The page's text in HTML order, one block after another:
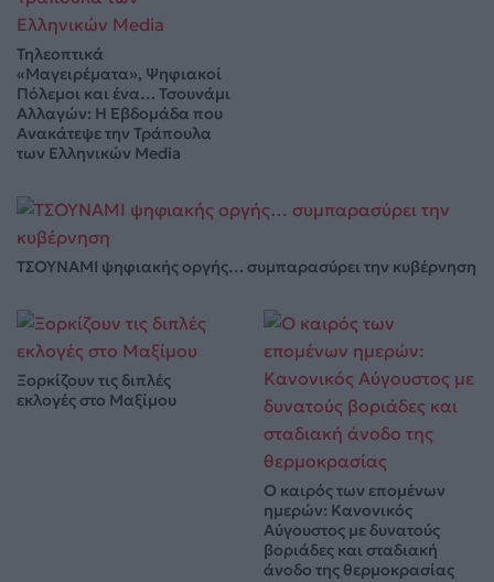
Τηλεοπτικά
«Μαγειρέματα», Ψηφιακοί
Πόλεμοι και ένα… Τσουνάμι
Αλλαγών: Η Εβδομάδα που
Ανακάτεψε την Τράπουλα
των Ελληνικών Media
ΤΣΟΥΝΑΜΙ ψηφιακής οργής… συμπαρασύρει την κυβέρνηση
Ξορκίζουν τις διπλές
εκλογές στο Μαξίμου
Ο καιρός των επομένων
ημερών: Κανονικός
Αύγουστος με δυνατούς
βοριάδες και σταδιακή
άνοδο της θερμοκρασίας